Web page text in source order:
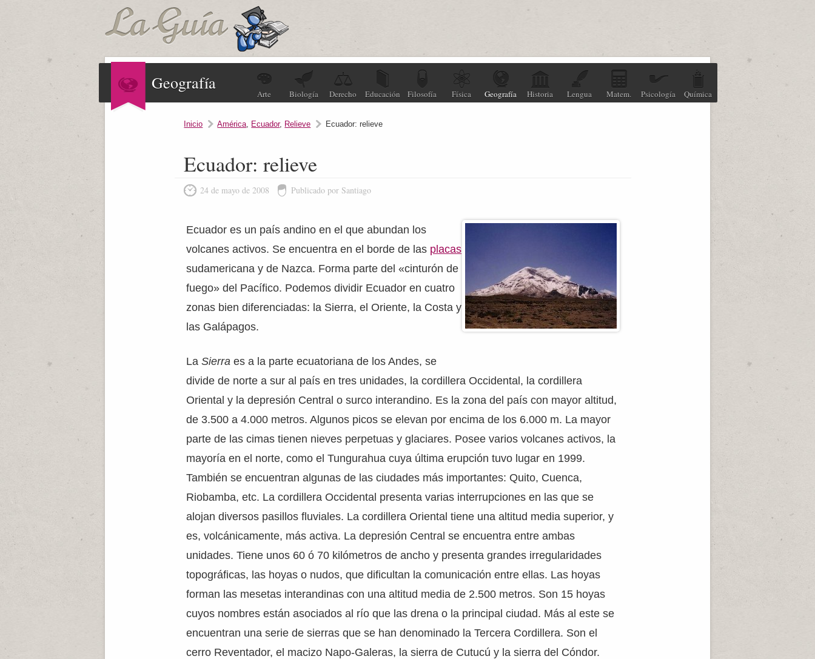
Geografía
Arte Biología Derecho Educación Filosofía Física Geografía Historia Lengua Matem. Psicología Química
Inicio América, Ecuador, Relieve Ecuador: relieve
Ecuador: relieve
24 de mayo de 2008 Publicado por Santiago
Ecuador es un país andino en el que abundan los
volcanes activos. Se encuentra en el borde de las placas
sudamericana y de Nazca. Forma parte del «cinturón de
fuego» del Pacífico. Podemos dividir Ecuador en cuatro
zonas bien diferenciadas: la Sierra, el Oriente, la Costa y
las Galápagos.
LaSierraes a la parte ecuatoriana de los Andes, se
divide de norte a sur al país en tres unidades, la cordillera Occidental, la cordillera
Oriental y la depresión Central o surco interandino. Es la zona del país con mayor altitud,
de 3.500 a 4.000 metros. Algunos picos se elevan por encima de los 6.000 m. La mayor
parte de las cimas tienen nieves perpetuas y glaciares. Posee varios volcanes activos, la
mayoría en el norte, como el Tungurahua cuya última erupción tuvo lugar en 1999.
También se encuentran algunas de las ciudades más importantes: Quito, Cuenca,
Riobamba, etc. La cordillera Occidental presenta varias interrupciones en las que se
alojan diversos pasillos fluviales. La cordillera Oriental tiene una altitud media superior, y
es, volcánicamente, más activa. La depresión Central se encuentra entre ambas
unidades. Tiene unos 60 ó 70 kilómetros de ancho y presenta grandes irregularidades
topográficas, las hoyas o nudos, que dificultan la comunicación entre ellas. Las hoyas
forman las mesetas interandinas con una altitud media de 2.500 metros. Son 15 hoyas
cuyos nombres están asociados al río que las drena o la principal ciudad. Más al este se
encuentran una serie de sierras que se han denominado la Tercera Cordillera. Son el
cerro Reventador, el macizo Napo-Galeras, la sierra de Cutucú y la sierra del Cóndor.